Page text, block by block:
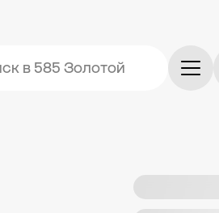
в 585 Золотой